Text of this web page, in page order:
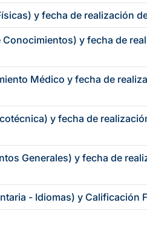
y fecha de realización
y fecha de
Médico y fecha de
y fecha de
Generales) y fecha de
- Idiomas) y Calificación